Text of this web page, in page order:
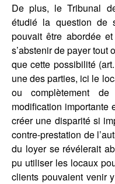
De plus, le Tribunal
étudié la question de
pouvait être abordée
s’abstenir de payer tout
que cette possibilité
une des parties, ici le
ou complètement
modification importante
créer une disparité si
contre-prestation de
du loyer se révélerait
pu utiliser les locaux
clients pouvaient venir